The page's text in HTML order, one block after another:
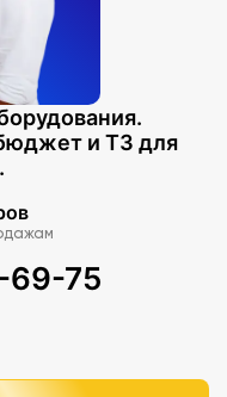
и ТЗ для
69-75